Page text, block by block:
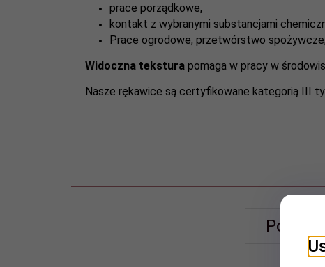
prace porządkowe,
kontakt z wybranymi substancjami
Prace ogrodowe, przetwórstwo
Widoczna tekstura pomaga w pracy w
Nasze rękawice są certyfikowane kategorią III